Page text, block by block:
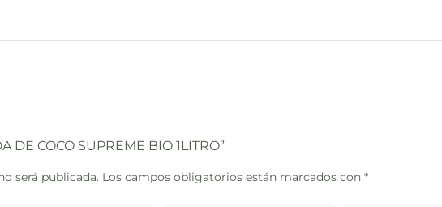
COCO SUPREME BIO 1LITRO”
será publicada. Los campos obligatorios están marcados con *